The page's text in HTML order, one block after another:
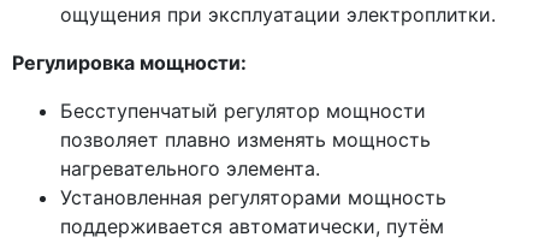
ощущения при эксплуатации электроплитки.
Регулировка мощности:
Бесступенчатый регулятор мощности
позволяет плавно изменять мощность
нагревательного элемента.
Установленная регуляторами мощность
поддерживается автоматически, путём